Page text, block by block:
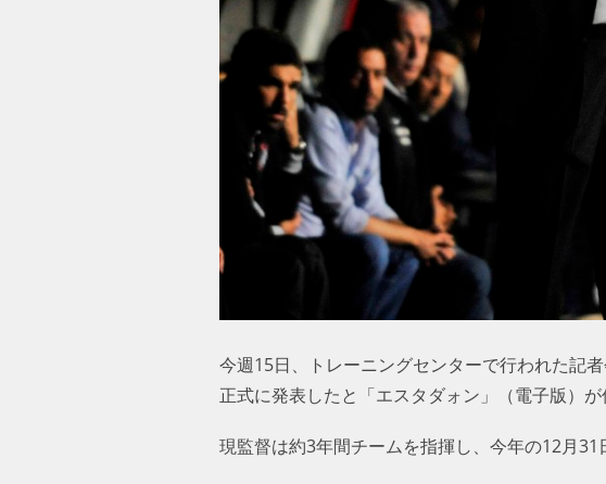
今週15日、トレーニングセンターで行われた記
正式に発表したと「エスタダォン」（電子版）が
現監督は約3年間チームを指揮し、今年の12月31